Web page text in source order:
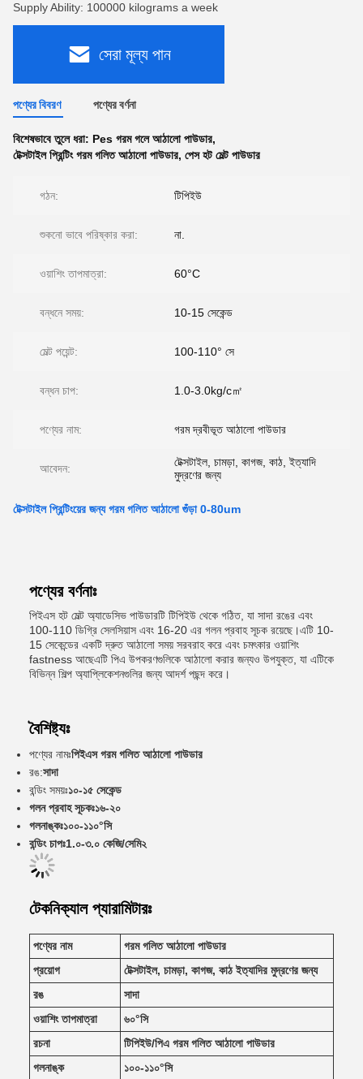
Supply Ability: 100000 kilograms a week
সেরা মূল্য পান
পণ্যের বিবরণ পণ্যের বর্ণনা
বিশেষভাবে তুলে ধরা: Pes গরম গলে আঠালো পাউডার,
টেক্সটাইল প্রিন্টিং গরম গলিত আঠালো পাউডার, পেস হট মেল্ট পাউডার
গঠন: টিপিইউ
শুকনো ভাবে পরিষ্কার করা: না.
ওয়াশিং তাপমাত্রা: 60°C
বন্ধনে সময়: 10-15 সেকেন্ড
মেল্ট পয়েন্ট: 100-110° সে
বন্ধন চাপ: 1.0-3.0kg/c㎡
পণ্যের নাম: গরম দ্রবীভূত আঠালো পাউডার
আবেদন:
টেক্সটাইল, চামড়া, কাগজ, কাঠ, ইত্যাদি
মুদ্রণের জন্য
টেক্সটাইল প্রিন্টিংয়ের জন্য গরম গলিত আঠালো গুঁড়া 0-80um
পণ্যের বর্ণনাঃ
পিইএস হট মেল্ট অ্যাডেসিভ পাউডারটি টিপিইউ থেকে গঠিত, যা সাদা রঙের এবং
100-110 ডিগ্রি সেলসিয়াস এবং 16-20 এর গলন প্রবাহ সূচক রয়েছে।এটি 10-
15 সেকেন্ডের একটি দ্রুত আঠালো সময় সরবরাহ করে এবং চমৎকার ওয়াশিং
fastness আছেএটি পিএ উপকরণগুলিকে আঠালো করার জন্যও উপযুক্ত, যা এটিকে
বিভিন্ন শিল্প অ্যাপ্লিকেশনগুলির জন্য আদর্শ পছন্দ করে।
বৈশিষ্ট্যঃ
পণ্যের নামঃপিইএস গরম গলিত আঠালো পাউডার
রঙ:সাদা
বন্ডিং সময়ঃ১০-১৫ সেকেন্ড
গলন প্রবাহ সূচকঃ১৬-২০
গলনাঙ্কঃ১০০-১১০°সি
বন্ডিং চাপঃ1.০-৩.০ কেজি/সেমি২
টেকনিক্যাল প্যারামিটারঃ
পণ্যের নাম
গরম গলিত আঠালো পাউডার
প্রয়োগ
টেক্সটাইল, চামড়া, কাগজ, কাঠ ইত্যাদির মুদ্রণের জন্য
রঙ
সাদা
ওয়াশিং তাপমাত্রা
৬০°সি
রচনা
টিপিইউ/পিএ গরম গলিত আঠালো পাউডার
গলনাঙ্ক
১০০-১১০°সি